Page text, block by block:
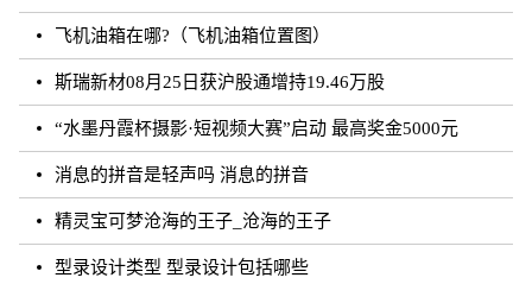
飞机油箱在哪?（飞机油箱位置图）
斯瑞新材08月25日获沪股通增持19.46万股
“水墨丹霞杯摄影·短视频大赛”启动 最高奖金5000元
消息的拼音是轻声吗 消息的拼音
精灵宝可梦沧海的王子_沧海的王子
型录设计类型 型录设计包括哪些